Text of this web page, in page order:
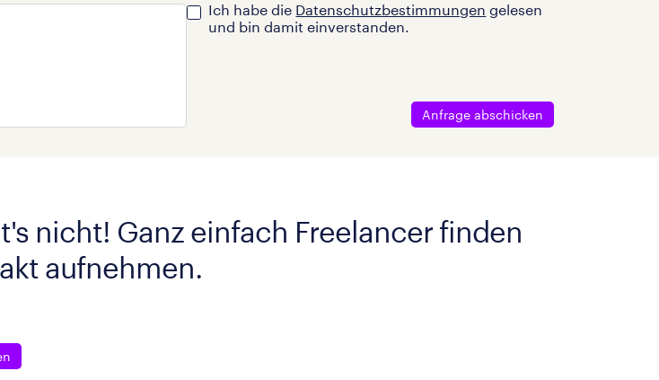
Ich habe die Datenschutzbestimmungen gelesen
und bin damit einverstanden.
Anfrage abschicken
nicht! Ganz einfach Freelancer finden
aufnehmen.